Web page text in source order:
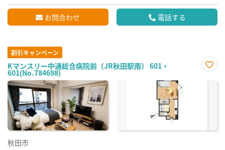
お問合わせ 電話する
割引キャンペーン
Kマンスリー中通総合病院前（JR秋田駅南） 601・
601(No.784698)
に入
秋田市